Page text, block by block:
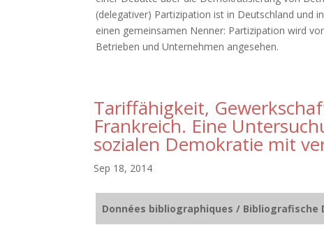
(delegativer) Partizipation ist in Deutschland und
einen gemeinsamen Nenner: Partizipation wird
Betrieben und Unternehmen angesehen.
Tariffähigkeit,
Frankreich. Eine
sozialen Demokratie mit
Sep 18, 2014
Données bibliographiques / Bibliografische